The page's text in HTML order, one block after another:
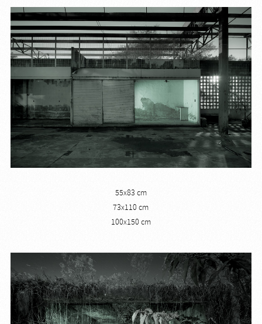
55x83 cm
73x110 cm
100x150 cm